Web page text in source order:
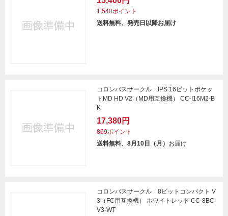
1,540ポイント
送料無料、発売日以降お届け
コロンバスサークル IPS 16ビットポケッ
トMD HD V2（MD用互換機） CC-I16M2-B
K
17,380円
869ポイント
送料無料、8月10日（月） お届け
コロンバスサークル 8ビットコンパクト V
3（FC用互換機） ホワイトレッド CC-8BC
V3-WT